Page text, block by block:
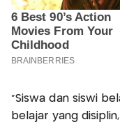
"Siswa dan siswi
belajar yang